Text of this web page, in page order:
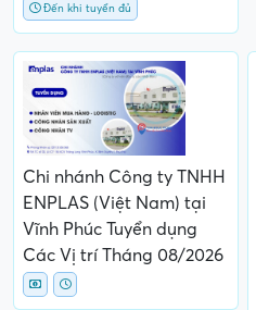
Đến khi tuyển đủ
Chi nhánh Công ty TNHH
ENPLAS (Việt Nam) tại
Vĩnh Phúc Tuyển dụng
Các Vị trí Tháng 08/2026